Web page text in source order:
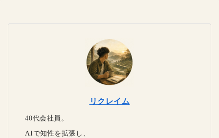
リクレイム
40代会社員。
AIで知性を拡張し、